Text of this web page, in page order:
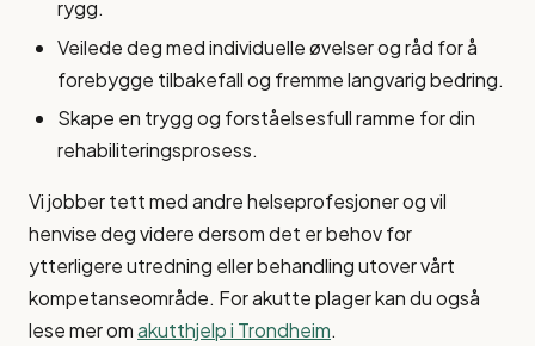
rygg.
Veilede deg med individuelle øvelser og råd for å
forebygge tilbakefall og fremme langvarig bedring.
Skape en trygg og forståelsesfull ramme for din
rehabiliteringsprosess.
Vi jobber tett med andre helseprofesjoner og vil
henvise deg videre dersom det er behov for
ytterligere utredning eller behandling utover vårt
kompetanseområde. For akutte plager kan du også
lese mer omakutthjelp i Trondheim.